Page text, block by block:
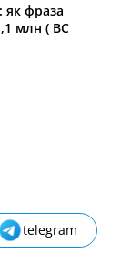
як фраза
млн ( ВС
telegram